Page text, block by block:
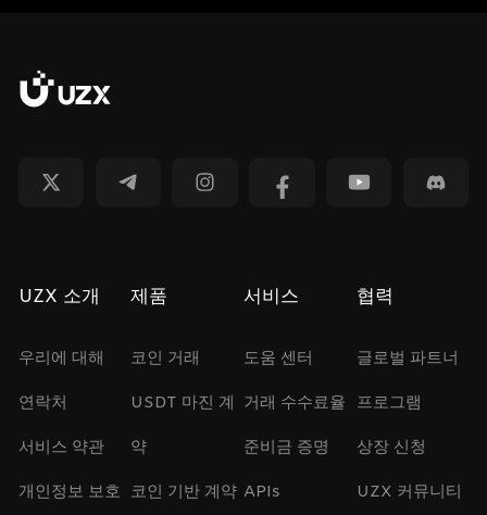
UZX 소개
우리에 대해
연락처
서비스 약관
개인정보 보호
제품
코인 거래
USDT 마진 계
약
코인 기반 계약
서비스
도움 센터
거래 수수료율
준비금 증명
APIs
협력
글로벌 파트너
프로그램
상장 신청
UZX 커뮤니티